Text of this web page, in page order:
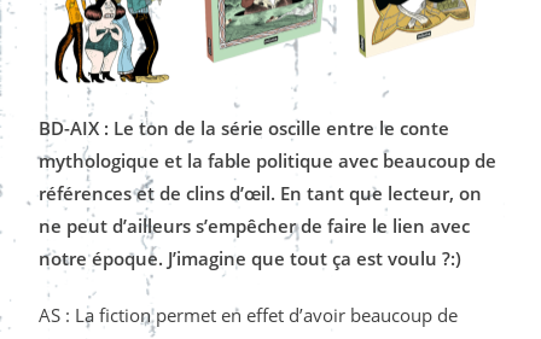
BD-AIX : Le ton de la série oscille entre le conte
mythologique et la fable politique avec beaucoup de
références et de clins d’œil. En tant que lecteur, on
ne peut d’ailleurs s’empêcher de faire le lien avec
notre époque. J’imagine que tout ça est voulu ?:)
AS : La fiction permet en effet d’avoir beaucoup de